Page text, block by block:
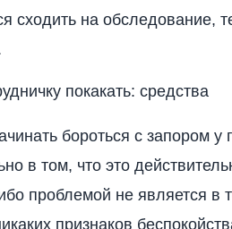
сходить на обследование,
покакать: средства
бороться с запором
в том, что это
проблемой не является в
признаков